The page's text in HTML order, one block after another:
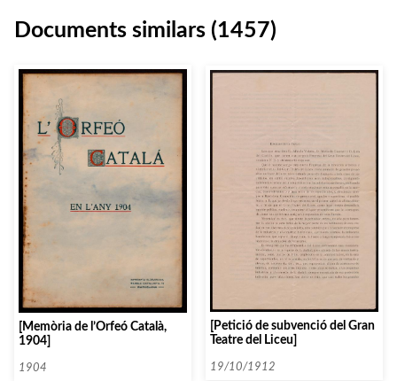
Documents similars (1457)
[Memòria de l’Orfeó Català,
1904]
1904
[Petició de subvenció del Gran
Teatre del Liceu]
19/10/1912